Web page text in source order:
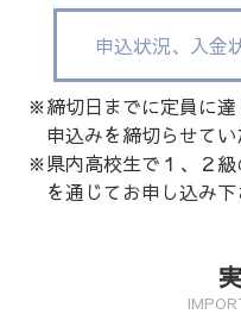
申込状況、入金
※締切日までに定員に達
申込みを締切らせてい
※県内高校生で１、２
を通じてお申し込み下